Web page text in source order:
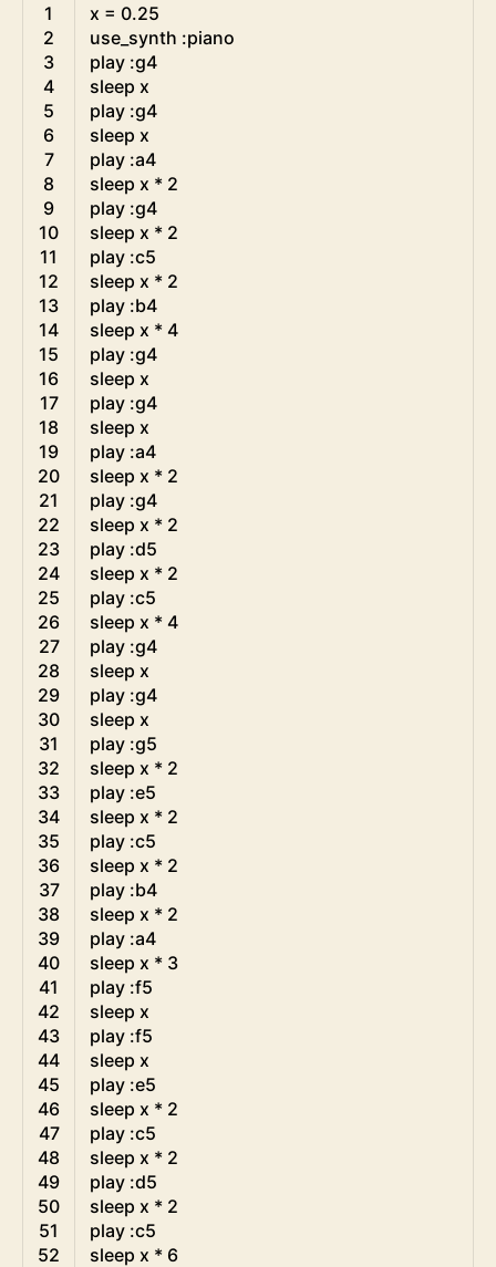
1
2
3
4
5
6
7
8
9
10
11
12
13
14
15
16
17
18
19
20
21
22
23
24
25
26
27
28
29
30
31
32
33
34
35
36
37
38
39
40
41
42
43
44
45
46
47
48
49
50
51
52
x = 0.25
use_synth :piano
play :g4
sleep x
play :g4
sleep x
play :a4
sleep x * 2
play :g4
sleep x * 2
play :c5
sleep x * 2
play :b4
sleep x * 4
play :g4
sleep x
play :g4
sleep x
play :a4
sleep x * 2
play :g4
sleep x * 2
play :d5
sleep x * 2
play :c5
sleep x * 4
play :g4
sleep x
play :g4
sleep x
play :g5
sleep x * 2
play :e5
sleep x * 2
play :c5
sleep x * 2
play :b4
sleep x * 2
play :a4
sleep x * 3
play :f5
sleep x
play :f5
sleep x
play :e5
sleep x * 2
play :c5
sleep x * 2
play :d5
sleep x * 2
play :c5
sleep x * 6